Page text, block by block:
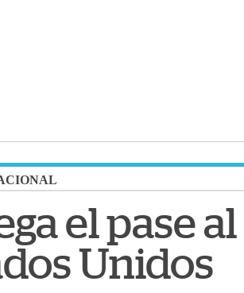
el pase
Unidos